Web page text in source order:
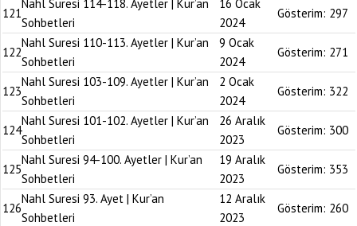
121
Nahl Suresi 114-118. Ayetler | Kur’an
Sohbetleri
16 Ocak
2024
Gösterim: 297
122
Nahl Suresi 110-113. Ayetler | Kur’an
Sohbetleri
9 Ocak
2024
Gösterim: 271
123
Nahl Suresi 103-109. Ayetler | Kur’an
Sohbetleri
2 Ocak
2024
Gösterim: 322
124
Nahl Suresi 101-102. Ayetler | Kur’an
Sohbetleri
26 Aralık
2023
Gösterim: 300
125
Nahl Suresi 94-100. Ayetler | Kur’an
Sohbetleri
19 Aralık
2023
Gösterim: 353
126
Nahl Suresi 93. Ayet | Kur’an
Sohbetleri
12 Aralık
2023
Gösterim: 260